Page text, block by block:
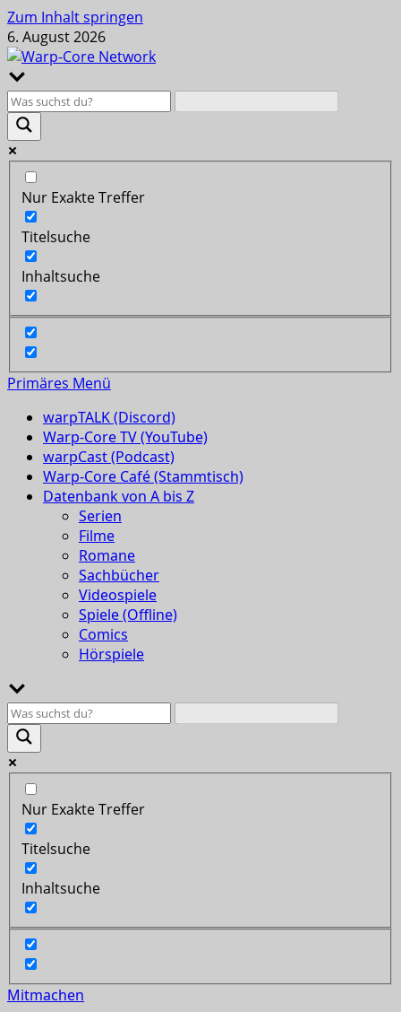
Zum Inhalt springen
6. August 2026
Nur Exakte Treffer
Titelsuche
Inhaltsuche
Primäres Menü
warpTALK (Discord)
Warp-Core TV (YouTube)
warpCast (Podcast)
Warp-Core Café (Stammtisch)
Datenbank von A bis Z
Serien
Filme
Romane
Sachbücher
Videospiele
Spiele (Offline)
Comics
Hörspiele
Nur Exakte Treffer
Titelsuche
Inhaltsuche
Mitmachen